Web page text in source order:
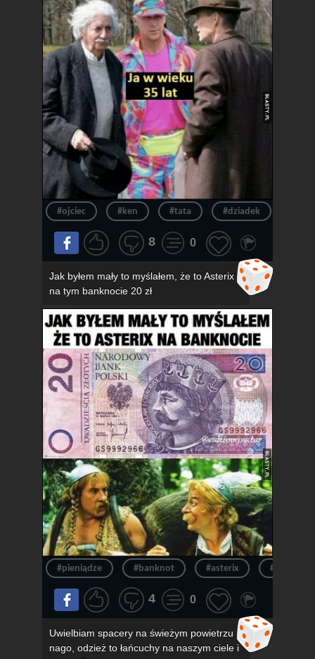
#ojciec #ken #tata #dziadek
8 0
Jak byłem mały to myślałem, że to Asterix
na tym banknocie 20 zł
#pieniądze #banknot #asterix #pieniądz
4 0
Uwielbiam spacery na świeżym powietrzu
nago, odzież to łańcuchy na naszym ciele i